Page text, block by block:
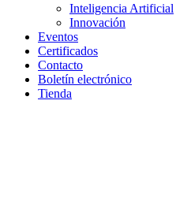
Inteligencia Artificial
Innovación
Eventos
Certificados
Contacto
Boletín electrónico
Tienda